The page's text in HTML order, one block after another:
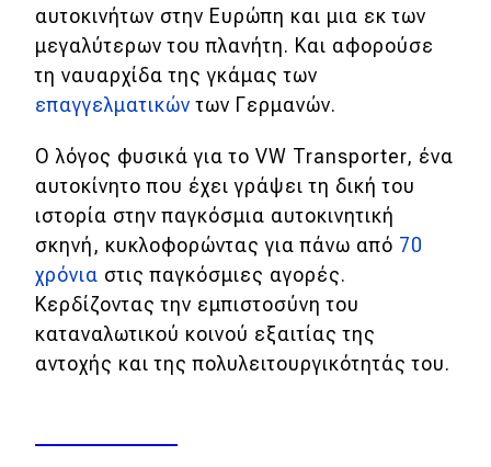
Test Drive
Δοκιμή
Συγκρίνουμε
Αγώνες
Formula 1
WRC
αυτοκινήτων στην Ευρώπη και μια εκ των
μεγαλύτερων του πλανήτη. Και αφορούσε
τη ναυαρχίδα της γκάμας των
επαγγελματικών των Γερμανών.
Ο λόγος φυσικά για το VW Transporter, ένα
αυτοκίνητο που έχει γράψει τη δική του
ιστορία στην παγκόσμια αυτοκινητική
σκηνή, κυκλοφορώντας για πάνω από 70
χρόνια στις παγκόσμιες αγορές.
Κερδίζοντας την εμπιστοσύνη του
καταναλωτικού κοινού εξαιτίας της
αντοχής και της πολυλειτουργικότητάς του.